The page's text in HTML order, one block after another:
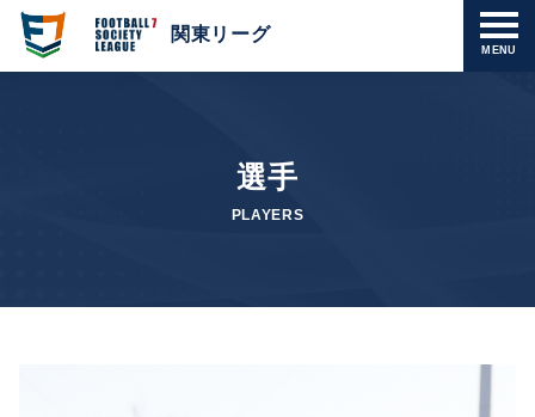
MENU
関東リーグ
選手
PLAYERS